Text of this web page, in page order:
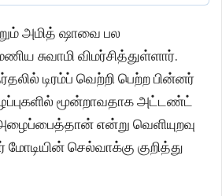
அமித் ஷாவை பல
சுவாமி விமர்சித்துள்ளார்.
டிரம்ப் வெற்றி பெற்ற பின்னர்
மூன்றாவதாக அட்டண்ட்
என்று வெளியுறவு
செல்வாக்கு குறித்து